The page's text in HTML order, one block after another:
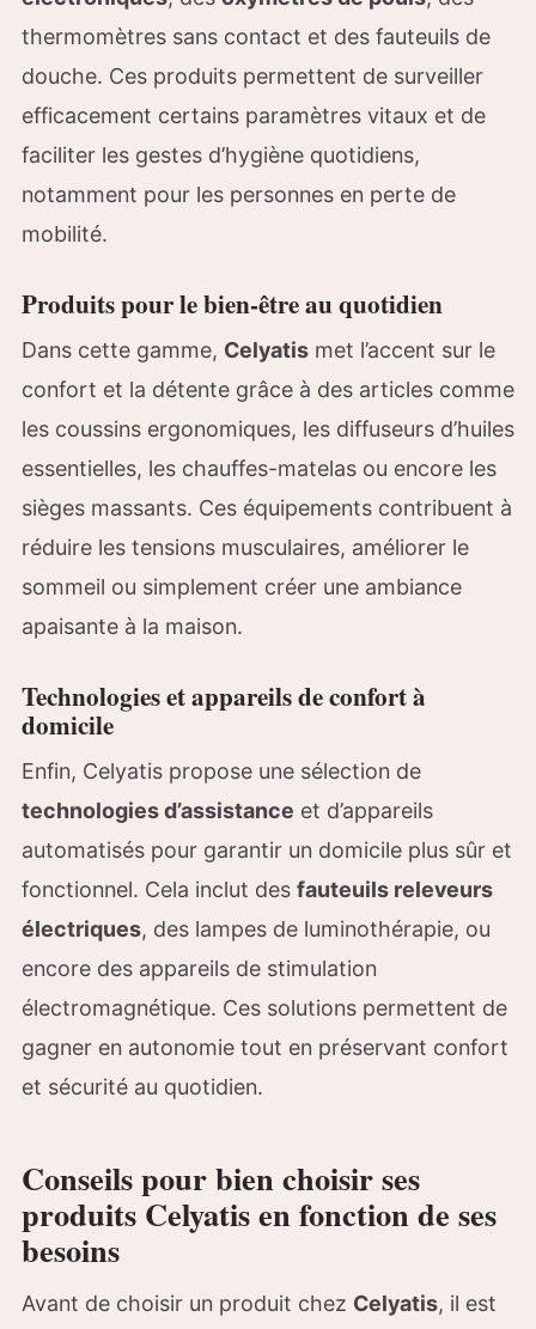
thermomètres sans contact et des fauteuils de
douche. Ces produits permettent de surveiller
efficacement certains paramètres vitaux et de
faciliter les gestes d’hygiène quotidiens,
notamment pour les personnes en perte de
mobilité.
Produits pour le bien-être au quotidien
Dans cette gamme, Celyatis met l’accent sur le
confort et la détente grâce à des articles comme
les coussins ergonomiques, les diffuseurs d’huiles
essentielles, les chauffes-matelas ou encore les
sièges massants. Ces équipements contribuent à
réduire les tensions musculaires, améliorer le
sommeil ou simplement créer une ambiance
apaisante à la maison.
Technologies et appareils de confort à
domicile
Enfin, Celyatis propose une sélection de
technologies d’assistance et d’appareils
automatisés pour garantir un domicile plus sûr et
fonctionnel. Cela inclut des fauteuils releveurs
électriques, des lampes de luminothérapie, ou
encore des appareils de stimulation
électromagnétique. Ces solutions permettent de
gagner en autonomie tout en préservant confort
et sécurité au quotidien.
Conseils pour bien choisir ses
produits Celyatis en fonction de ses
besoins
Avant de choisir un produit chez Celyatis, il est